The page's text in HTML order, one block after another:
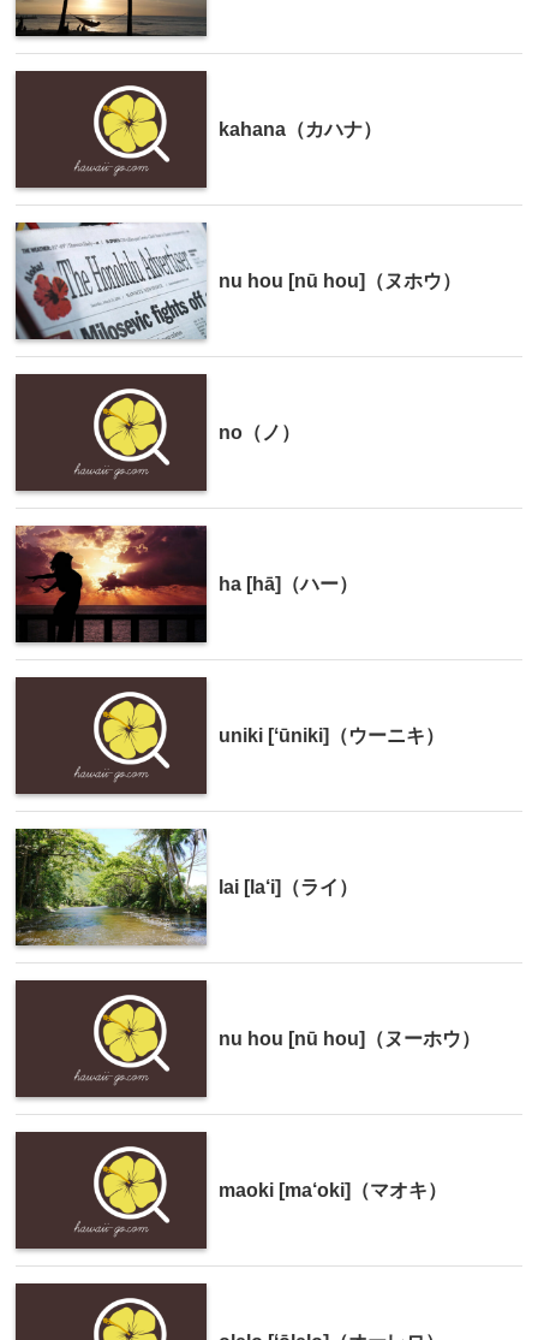
kahana（カハナ）
nu hou [nū hou]（ヌホウ）
no（ノ）
ha [hā]（ハー）
uniki [ʻūniki]（ウーニキ）
lai [la‘i]（ライ）
nu hou [nū hou]（ヌーホウ）
maoki [ma‘oki]（マオキ）